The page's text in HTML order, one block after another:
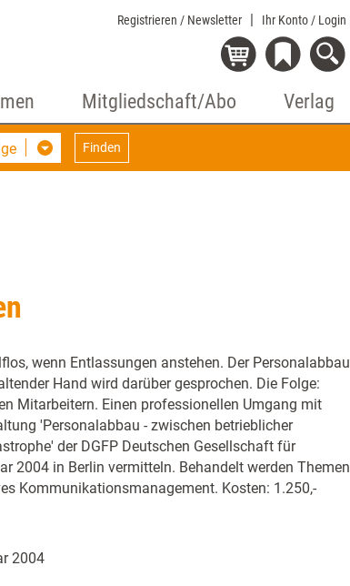
Registrieren / Newsletter Ihr Konto / Login
Mitgliedschaft/Abo Verlag
Finden
wenn Entlassungen anstehen. Der Personalabbau
Hand wird darüber gesprochen. Die Folge:
Mitarbeitern. Einen professionellen Umgang mit
'Personalabbau - zwischen betrieblicher
der DGFP Deutschen Gesellschaft für
2004 in Berlin vermitteln. Behandelt werden Themen
Kommunikationsmanagement. Kosten: 1.250,-
2004